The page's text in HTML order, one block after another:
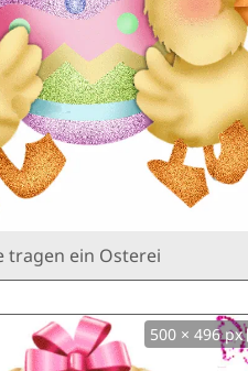
tragen ein Osterei
500 × 496 px